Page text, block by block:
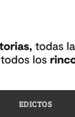
EDICTOS